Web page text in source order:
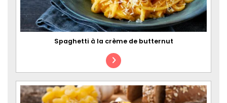
Spaghetti à la crème de butternut